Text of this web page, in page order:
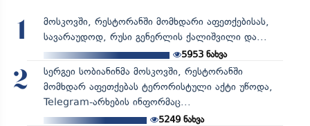
1
მოსკოვში, რესტორანში მომხდარი აფეთქებისას,
სავარაუდოდ, რუსი გენერლის ქალიშვილი და...
5953 ნახვა
2
სერგეი სობიანინმა მოსკოვში, რესტორანში
მომხდარ აფეთქებას ტერორისტული აქტი უწოდა,
Telegram-არხების ინფორმაც...
5249ნახვა